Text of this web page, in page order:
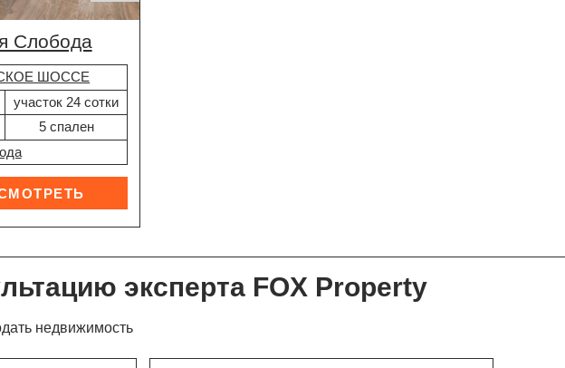
Слобода
ШОССЕ
участок 24 сотки
5 спален
эксперта FOX Property
недвижимость